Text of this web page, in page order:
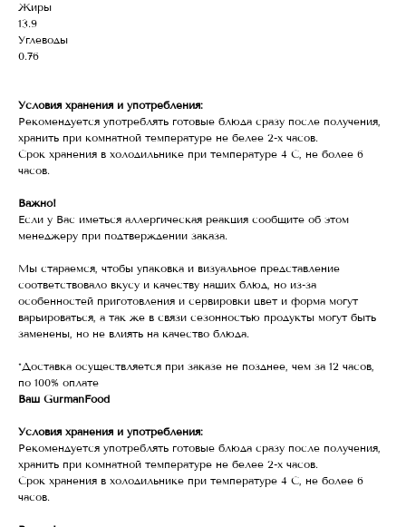
Жиры
13.9
Углеводы
0.76
Условия хранения и употребления:
Рекомендуется употреблять готовые блюда сразу после получения,
хранить при комнатной температуре не белее 2-х часов.
Срок хранения в холодильнике при температуре 4 С, не более 6
часов.
Важно!
Если у Вас иметься аллергическая реакция сообщите об этом
менеджеру при подтверждении заказа.
Мы стараемся, чтобы упаковка и визуальное представление
соответствовало вкусу и качеству наших блюд, но из-за
особенностей приготовления и сервировки цвет и форма могут
варьироваться, а так же в связи сезонностью продукты могут быть
заменены, но не влиять на качество блюда.
*Доставка осуществляется при заказе не позднее, чем за 12 часов,
по 100% оплате
Ваш GurmanFood
Условия хранения и употребления:
Рекомендуется употреблять готовые блюда сразу после получения,
хранить при комнатной температуре не белее 2-х часов.
Срок хранения в холодильнике при температуре 4 С, не более 6
часов.